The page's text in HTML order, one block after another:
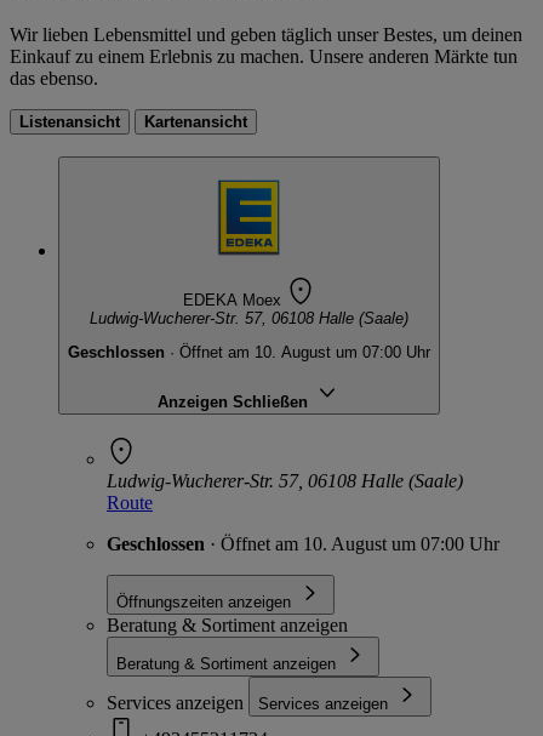
Wir lieben Lebensmittel und geben täglich unser Bestes, um deinen
Einkauf zu einem Erlebnis zu machen. Unsere anderen Märkte tun
das ebenso.
Listenansicht Kartenansicht
EDEKA Moex
Ludwig-Wucherer-Str. 57, 06108 Halle (Saale)
Geschlossen · Öffnet am 10. August um 07:00 Uhr
Anzeigen Schließen
Ludwig-Wucherer-Str. 57, 06108 Halle (Saale)
Route
Geschlossen · Öffnet am 10. August um 07:00 Uhr
Öffnungszeiten anzeigen
Beratung & Sortiment anzeigen
Beratung & Sortiment anzeigen
Services anzeigen Services anzeigen